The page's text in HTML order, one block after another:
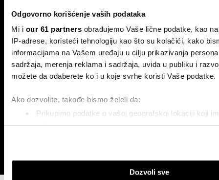
Odgovorno korišćenje vaših podataka
Mi i our 61 partners obrađujemo Vaše lične podatke, kao
IP-adrese, koristeći tehnologiju kao što su kolačići, kako
informacijama na Vašem uređaju u cilju prikazivanja
sadržaja, merenja reklama i sadržaja, uvida u publiku i
možete da odaberete ko i u koje svrhe koristi Vaše podatke.
Ako dozvolite, takođe bismo želeli da:
Prikupimo podatke o vašoj geografskoj lokaciji koji
nekoliko metara
Saznajte više o načinu na koji se obrađuju vaši lični podaci i
. U svakom trenutku možete
Dozvoli sve
Srbiji
četiri puta više od ugostitelja
kako bi procenila uticaj rata u